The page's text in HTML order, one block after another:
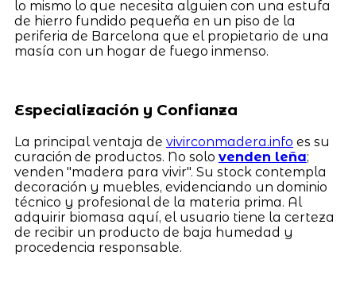
lo mismo lo que necesita alguien con una estufa
de hierro fundido pequeña en un piso de la
periferia de Barcelona que el propietario de una
masía con un hogar de fuego inmenso.
Especialización y Confianza
La principal ventaja de vivirconmadera.info es su
curación de productos. No solo venden leña;
venden "madera para vivir". Su stock contempla
decoración y muebles, evidenciando un dominio
técnico y profesional de la materia prima. Al
adquirir biomasa aquí, el usuario tiene la certeza
de recibir un producto de baja humedad y
procedencia responsable.